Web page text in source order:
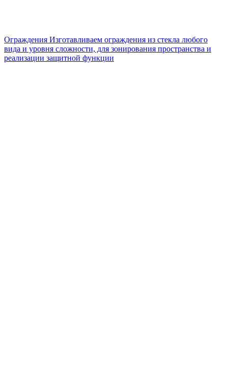
Ограждения Изготавливаем ограждения из стекла любого
вида и уровня сложности, для зонирования пространства и
реализации защитной функции